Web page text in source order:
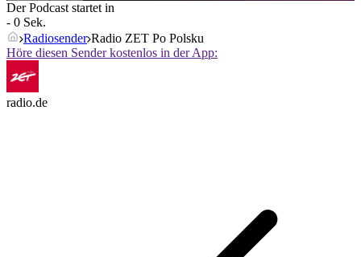
Der Podcast startet in
- 0 Sek.
Radiosender Radio ZET Po Polsku
Höre diesen Sender kostenlos in der App:
radio.de